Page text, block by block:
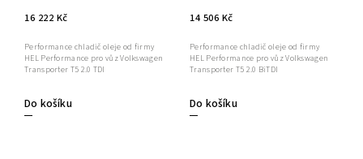
16 222 Kč
Do košíku
Performance chladič oleje od firmy
HEL Performance pro vůz Volkswagen
Transporter T5 2.0 TDI
14 506 Kč
Do košíku
Performance chladič oleje od firmy
HEL Performance pro vůz Volkswagen
Transporter T5 2.0 BiTDI